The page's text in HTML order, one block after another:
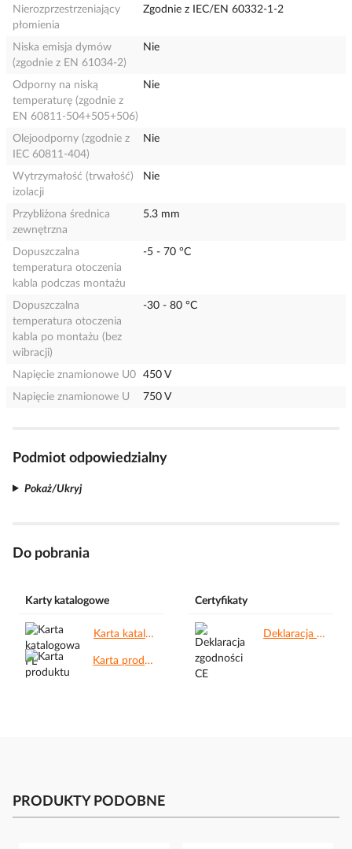
Nierozprzestrzeniający
płomienia
Zgodnie z IEC/EN 60332-1-2
Niska emisja dymów
(zgodnie z EN 61034-2)
Nie
Odporny na niską
temperaturę (zgodnie z
EN 60811-504+505+506)
Nie
Olejoodporny (zgodnie z
IEC 60811-404)
Nie
Wytrzymałość (trwałość)
izolacji
Nie
Przybliżona średnica
zewnętrzna
5.3 mm
Dopuszczalna
temperatura otoczenia
kabla podczas montażu
-5 - 70 °C
Dopuszczalna
temperatura otoczenia
kabla po montażu (bez
wibracji)
-30 - 80 °C
Napięcie znamionowe U0
450 V
Napięcie znamionowe U
750 V
Podmiot odpowiedzialny
Pokaż/Ukryj
Do pobrania
Karty katalogowe
Karta katalogowa PL.pdf
Karta produktu.pdf
Certyfikaty
Deklaracja zgodności CE.pdf
PRODUKTY PODOBNE